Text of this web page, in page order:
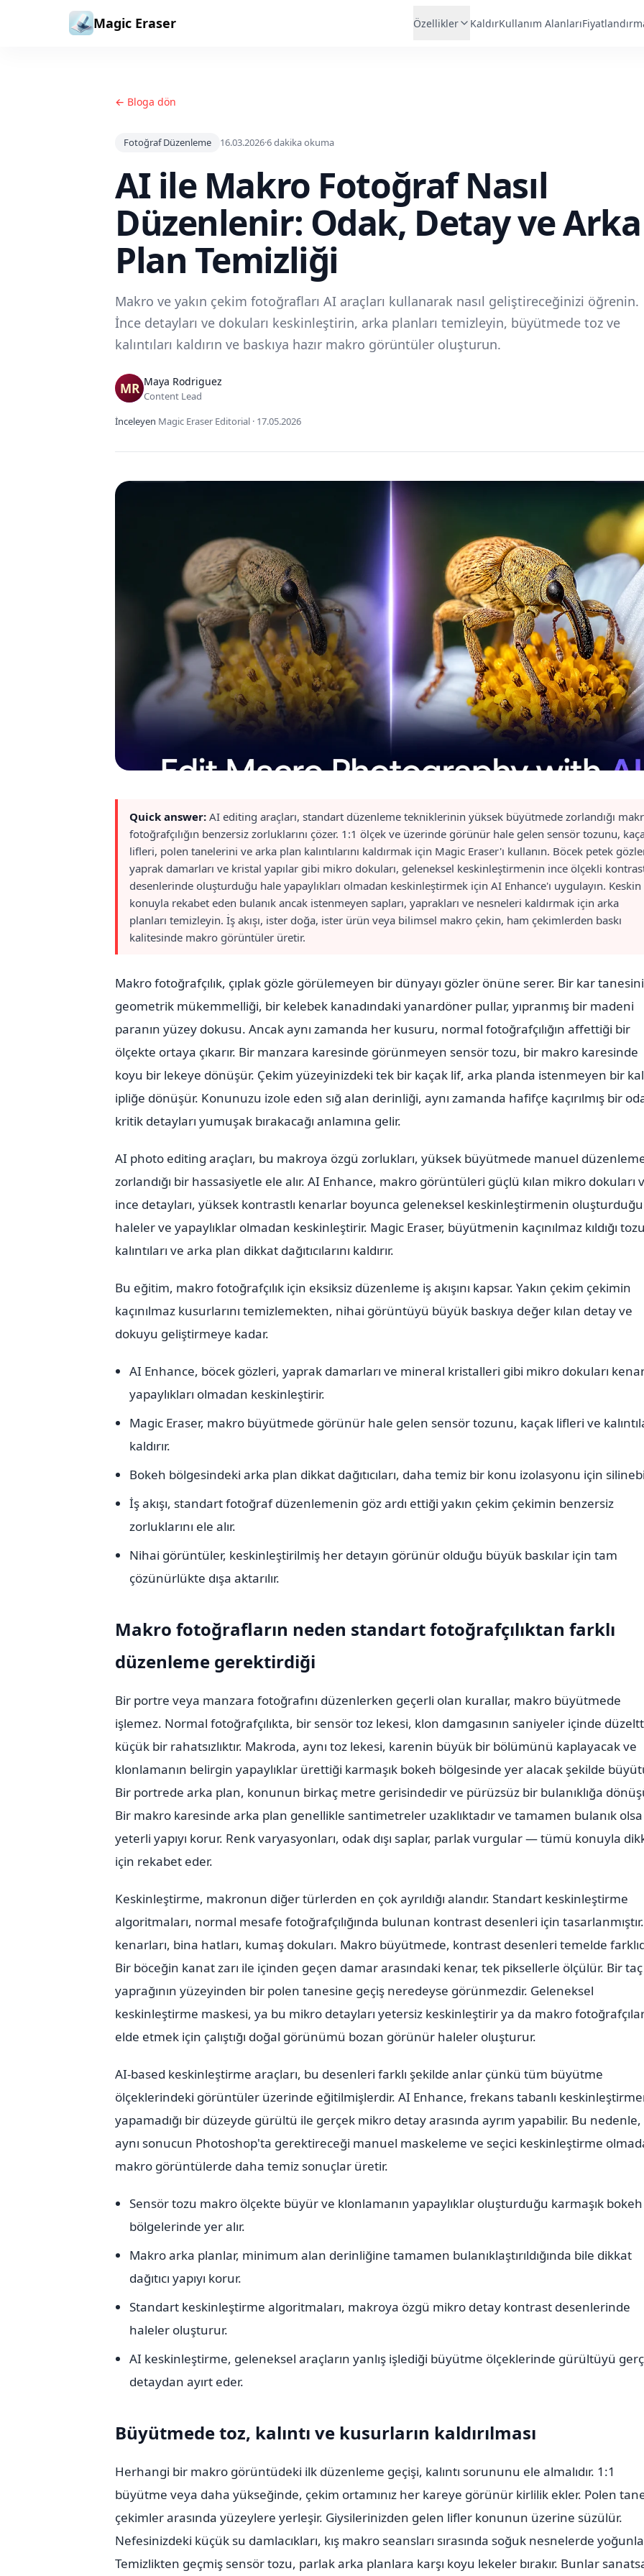
Magic Eraser Özellikler KaldırKullanım Alanları
← Bloga dön
Fotoğraf Düzenleme 16.03.2026·6dakika okuma
AI ile Makro Fotoğraf Nasıl
Düzenlenir: Odak, Detay ve Arka
Plan Temizliği
Makro ve yakın çekim fotoğrafları AI araçları kullanarak nasıl geliştireceğinizi öğrenin.
İnce detayları ve dokuları keskinleştirin, arka planları temizleyin, büyütmede toz ve
kalıntıları kaldırın ve baskıya hazır makro görüntüler oluşturun.
Maya Rodriguez
Content Lead
İnceleyen Magic Eraser Editorial · 17.05.2026
Quick answer: AI editing araçları, standart düzenleme tekniklerinin yüksek büyütmede zorlandığı
fotoğrafçılığın benzersiz zorluklarını çözer. 1:1 ölçek ve üzerinde görünür hale gelen sensör tozunu,
lifleri, polen tanelerini ve arka plan kalıntılarını kaldırmak için Magic Eraser'ı kullanın. Böcek petek
yaprak damarları ve kristal yapılar gibi mikro dokuları, geleneksel keskinleştirmenin ince ölçekli
desenlerinde oluşturduğu hale yapaylıkları olmadan keskinleştirmek için AI Enhance'ı uygulayın. Keskin
konuyla rekabet eden bulanık ancak istenmeyen sapları, yaprakları ve nesneleri kaldırmak için arka
planları temizleyin. İş akışı, ister doğa, ister ürün veya bilimsel makro çekin, ham çekimlerden baskı
kalitesinde makro görüntüler üretir.
Makro fotoğrafçılık, çıplak gözle görülemeyen bir dünyayı gözler önüne serer. Bir kar
geometrik mükemmelliği, bir kelebek kanadındaki yanardöner pullar, yıpranmış bir madeni
paranın yüzey dokusu. Ancak aynı zamanda her kusuru, normal fotoğrafçılığın affettiği bir
ölçekte ortaya çıkarır. Bir manzara karesinde görünmeyen sensör tozu, bir makro karesinde
koyu bir lekeye dönüşür. Çekim yüzeyinizdeki tek bir kaçak lif, arka planda istenmeyen bir
ipliğe dönüşür. Konunuzu izole eden sığ alan derinliği, aynı zamanda hafifçe kaçırılmış bir
kritik detayları yumuşak bırakacağı anlamına gelir.
AI photo editing araçları, bu makroya özgü zorlukları, yüksek büyütmede manuel
zorlandığı bir hassasiyetle ele alır. AI Enhance, makro görüntüleri güçlü kılan mikro dokuları
ince detayları, yüksek kontrastlı kenarlar boyunca geleneksel keskinleştirmenin oluşturduğu
haleler ve yapaylıklar olmadan keskinleştirir. Magic Eraser, büyütmenin kaçınılmaz kıldığı
kalıntıları ve arka plan dikkat dağıtıcılarını kaldırır.
Bu eğitim, makro fotoğrafçılık için eksiksiz düzenleme iş akışını kapsar. Yakın çekim çekimin
kaçınılmaz kusurlarını temizlemekten, nihai görüntüyü büyük baskıya değer kılan detay ve
dokuyu geliştirmeye kadar.
AI Enhance, böcek gözleri, yaprak damarları ve mineral kristalleri gibi mikro dokuları
yapaylıkları olmadan keskinleştirir.
Magic Eraser, makro büyütmede görünür hale gelen sensör tozunu, kaçak lifleri ve
kaldırır.
Bokeh bölgesindeki arka plan dikkat dağıtıcıları, daha temiz bir konu izolasyonu için
İş akışı, standart fotoğraf düzenlemenin göz ardı ettiği yakın çekim çekimin benzersiz
zorluklarını ele alır.
Nihai görüntüler, keskinleştirilmiş her detayın görünür olduğu büyük baskılar için tam
çözünürlükte dışa aktarılır.
Makro fotoğrafların neden standart fotoğrafçılıktan farklı
düzenleme gerektirdiği
Bir portre veya manzara fotoğrafını düzenlerken geçerli olan kurallar, makro büyütmede
işlemez. Normal fotoğrafçılıkta, bir sensör toz lekesi, klon damgasının saniyeler içinde
küçük bir rahatsızlıktır. Makroda, aynı toz lekesi, karenin büyük bir bölümünü kaplayacak ve
klonlamanın belirgin yapaylıklar ürettiği karmaşık bokeh bölgesinde yer alacak şekilde
Bir portrede arka plan, konunun birkaç metre gerisindedir ve pürüzsüz bir bulanıklığa
Bir makro karesinde arka plan genellikle santimetreler uzaklıktadır ve tamamen bulanık
yeterli yapıyı korur. Renk varyasyonları, odak dışı saplar, parlak vurgular — tümü konuyla
için rekabet eder.
Keskinleştirme, makronun diğer türlerden en çok ayrıldığı alandır. Standart keskinleştirme
algoritmaları, normal mesafe fotoğrafçılığında bulunan kontrast desenleri için
kenarları, bina hatları, kumaş dokuları. Makro büyütmede, kontrast desenleri temelde
Bir böceğin kanat zarı ile içinden geçen damar arasındaki kenar, tek piksellerle ölçülür. Bir taç
yaprağının yüzeyinden bir polen tanesine geçiş neredeyse görünmezdir. Geleneksel
keskinleştirme maskesi, ya bu mikro detayları yetersiz keskinleştirir ya da makro
elde etmek için çalıştığı doğal görünümü bozan görünür haleler oluşturur.
AI-based keskinleştirme araçları, bu desenleri farklı şekilde anlar çünkü tüm büyütme
ölçeklerindeki görüntüler üzerinde eğitilmişlerdir. AI Enhance, frekans tabanlı
yapamadığı bir düzeyde gürültü ile gerçek mikro detay arasında ayrım yapabilir. Bu nedenle,
aynı sonucun Photoshop'ta gerektireceği manuel maskeleme ve seçici keskinleştirme
makro görüntülerde daha temiz sonuçlar üretir.
Sensör tozu makro ölçekte büyür ve klonlamanın yapaylıklar oluşturduğu karmaşık bokeh
bölgelerinde yer alır.
Makro arka planlar, minimum alan derinliğine tamamen bulanıklaştırıldığında bile dikkat
dağıtıcı yapıyı korur.
Standart keskinleştirme algoritmaları, makroya özgü mikro detay kontrast desenlerinde
haleler oluşturur.
AI keskinleştirme, geleneksel araçların yanlış işlediği büyütme ölçeklerinde gürültüyü
detaydan ayırt eder.
Büyütmede toz, kalıntı ve kusurların kaldırılması
Herhangi bir makro görüntüdeki ilk düzenleme geçişi, kalıntı sorununu ele almalıdır. 1:1
büyütme veya daha yükseğinde, çekim ortamınız her kareye görünür kirlilik ekler. Polen
çekimler arasında yüzeylere yerleşir. Giysilerinizden gelen lifler konunun üzerine süzülür.
Nefesinizdeki küçük su damlacıkları, kış makro seansları sırasında soğuk nesnelerde
Temizlikten geçmiş sensör tozu, parlak arka planlara karşı koyu lekeler bırakır. Bunlar